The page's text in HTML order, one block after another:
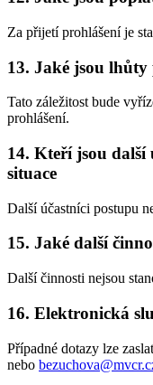
Za přijetí prohlášení je
13. Jaké jsou
Tato záležitost bude
prohlášení.
14. Kteří jsou další
situace
Další účastníci postupu
15. Jaké další
Další činnosti nejsou
16. Elektronická
Případné dotazy lze
nebo